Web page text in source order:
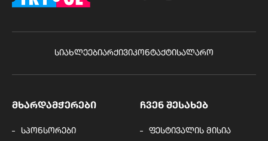
ᲡᲘᲐᲮᲚᲔᲔᲑᲘᲐᲠᲥᲘᲕᲘᲙᲝᲜᲢᲐᲥᲢᲘᲡᲐᲚᲐᲠᲝ
ᲛᲮᲐᲠᲓᲐᲛᲭᲔᲠᲔᲑᲘ
სპონსორები
ᲩᲕᲔᲜ ᲨᲔᲡᲐᲮᲔᲑ
ფესტივალის მისია